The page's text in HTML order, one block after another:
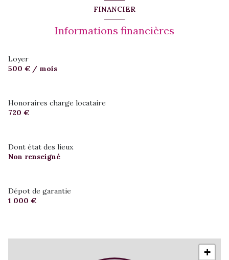
FINANCIER
Informations financières
Loyer
500 € / mois
Honoraires charge locataire
720 €
Dont état des lieux
Non renseigné
Dépot de garantie
1 000 €
+